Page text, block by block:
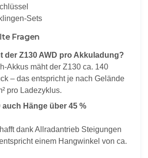
Sets
Fragen
der Z130 AWD pro Akkuladung?
Akkus mäht der Z130 ca. 140
– das entspricht je nach Gelände
pro Ladezyklus.
auch Hänge über 45 %
dank Allradantrieb Steigungen
einem Hangwinkel von ca.